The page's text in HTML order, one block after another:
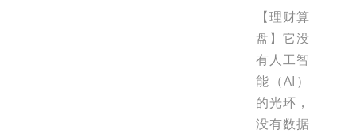
【理财算
盘】它没
有人工智
能（AI）
的光环，
没有数据